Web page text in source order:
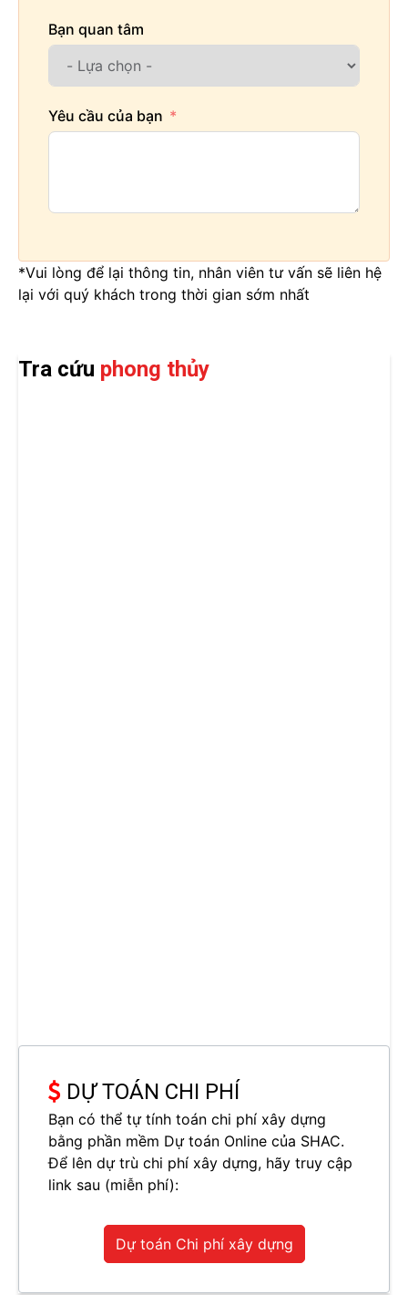
Bạn quan tâm
Yêu cầu của bạn
*Vui lòng để lại thông tin, nhân viên tư vấn sẽ liên hệ
lại với quý khách trong thời gian sớm nhất
Tra cứu phong thủy
DỰ TOÁN CHI PHÍ
Bạn có thể tự tính toán chi phí xây dựng
bằng phần mềm Dự toán Online của SHAC.
Để lên dự trù chi phí xây dựng, hãy truy cập
link sau (miễn phí):
Dự toán Chi phí xây dựng